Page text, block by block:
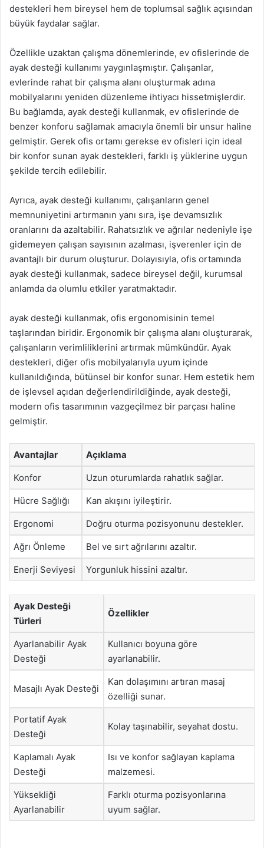
destekleri hem bireysel hem de toplumsal sağlık açısından
büyük faydalar sağlar.
Özellikle uzaktan çalışma dönemlerinde, ev ofislerinde de
ayak desteği kullanımı yaygınlaşmıştır. Çalışanlar,
evlerinde rahat bir çalışma alanı oluşturmak adına
mobilyalarını yeniden düzenleme ihtiyacı hissetmişlerdir.
Bu bağlamda, ayak desteği kullanmak, ev ofislerinde de
benzer konforu sağlamak amacıyla önemli bir unsur haline
gelmiştir. Gerek ofis ortamı gerekse ev ofisleri için ideal
bir konfor sunan ayak destekleri, farklı iş yüklerine uygun
şekilde tercih edilebilir.
Ayrıca, ayak desteği kullanımı, çalışanların genel
memnuniyetini artırmanın yanı sıra, işe devamsızlık
oranlarını da azaltabilir. Rahatsızlık ve ağrılar nedeniyle işe
gidemeyen çalışan sayısının azalması, işverenler için de
avantajlı bir durum oluşturur. Dolayısıyla, ofis ortamında
ayak desteği kullanmak, sadece bireysel değil, kurumsal
anlamda da olumlu etkiler yaratmaktadır.
ayak desteği kullanmak, ofis ergonomisinin temel
taşlarından biridir. Ergonomik bir çalışma alanı oluşturarak,
çalışanların verimliliklerini artırmak mümkündür. Ayak
destekleri, diğer ofis mobilyalarıyla uyum içinde
kullanıldığında, bütünsel bir konfor sunar. Hem estetik hem
de işlevsel açıdan değerlendirildiğinde, ayak desteği,
modern ofis tasarımının vazgeçilmez bir parçası haline
gelmiştir.
Avantajlar Açıklama
Konfor Uzun oturumlarda rahatlık sağlar.
Hücre Sağlığı Kan akışını iyileştirir.
Ergonomi Doğru oturma pozisyonunu destekler.
Ağrı Önleme Bel ve sırt ağrılarını azaltır.
Enerji Seviyesi Yorgunluk hissini azaltır.
Ayak Desteği
Türleri
Özellikler
Ayarlanabilir Ayak
Desteği
Kullanıcı boyuna göre
ayarlanabilir.
Masajlı Ayak Desteği
Kan dolaşımını artıran masaj
özelliği sunar.
Portatif Ayak
Desteği
Kolay taşınabilir, seyahat dostu.
Kaplamalı Ayak
Desteği
Isı ve konfor sağlayan kaplama
malzemesi.
Yüksekliği
Ayarlanabilir
Farklı oturma pozisyonlarına
uyum sağlar.